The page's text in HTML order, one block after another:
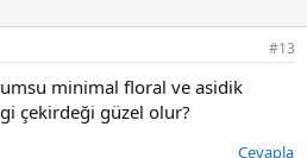
#13
minimal floral ve asidik
çekirdeği güzel olur?
Cevapla